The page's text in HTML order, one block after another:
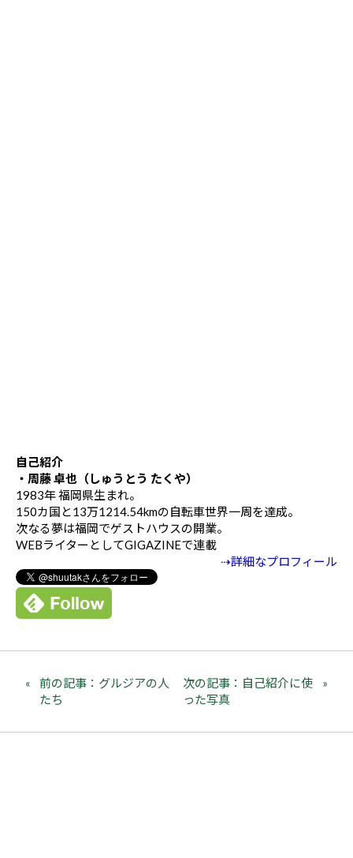
自己紹介
・周藤 卓也（しゅうとう たくや）
1983年 福岡県生まれ。
150カ国と13万1214.54kmの自転車世界一周を達成。
次なる夢は福岡でゲストハウスの開業。
WEBライターとしてGIGAZINEで連載
⇢詳細なプロフィール
前の記事：グルジアの人
たち
次の記事：自己紹介に使
った写真